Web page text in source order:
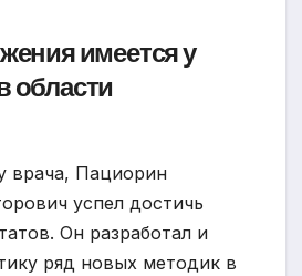
имеется у
области
врача, Пациорин
успел достичь
Он разработал и
ряд новых методик в